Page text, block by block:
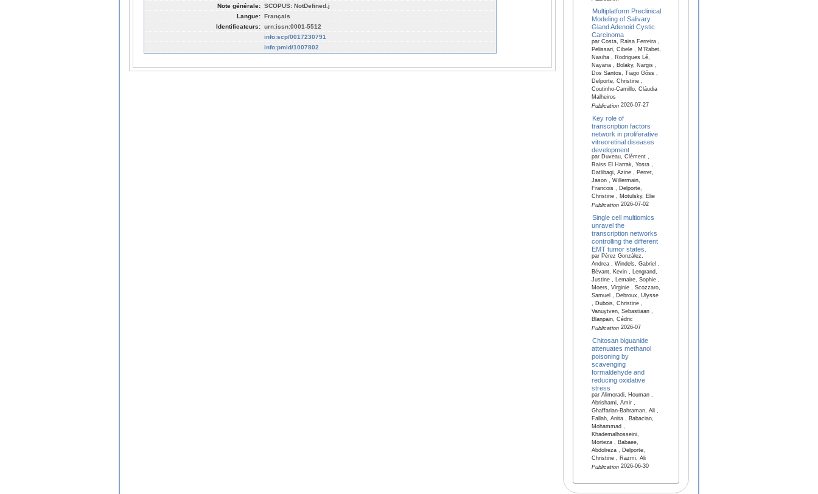
Note générale: SCOPUS: NotDefined.j
Langue: Français
Identificateurs: urn:issn:0001-5512
info:scp/0017230791
info:pmid/1007802
Multiplatform Preclinical
Modeling of Salivary
Gland Adenoid Cystic
Carcinoma
par Costa, Raisa Ferreira ,
Pelissari, Cibele , M'Rabet,
Nasiha , Rodrigues Lé,
Nayana , Bolaky, Nargis ,
Dos Santos, Tiago Góss ,
Delporte, Christine ,
Coutinho-Camillo, Cláudia
Malheiros
Publication2026-07-27
Key role of
transcription factors
network in proliferative
vitreoretinal diseases
development
par Duveau, Clément ,
Raiss El Harrak, Yosra ,
Datlibagi, Azine , Perret,
Jason , Willermain,
Francois , Delporte,
Christine , Motulsky, Elie
Publication2026-07-02
Single cell multiomics
unravel the
transcription networks
controlling the different
EMT tumor states.
par Pérez González,
Andrea , Windels, Gabriel ,
Bévant, Kevin , Lengrand,
Justine , Lemaire, Sophie ,
Moers, Virginie , Scozzaro,
Samuel , Debroux, Ulysse
, Dubois, Christine ,
Vanuytven, Sebastiaan ,
Blanpain, Cédric
Publication2026-07
Chitosan biguanide
attenuates methanol
poisoning by
scavenging
formaldehyde and
reducing oxidative
stress
par Alimoradi, Houman ,
Abrishami, Amir ,
Ghaffarian-Bahraman, Ali ,
Fallah, Anita , Babacian,
Mohammad ,
Khademalhosseini,
Morteza , Babaee,
Abdolreza , Delporte,
Christine , Razmi, Ali
Publication2026-06-30